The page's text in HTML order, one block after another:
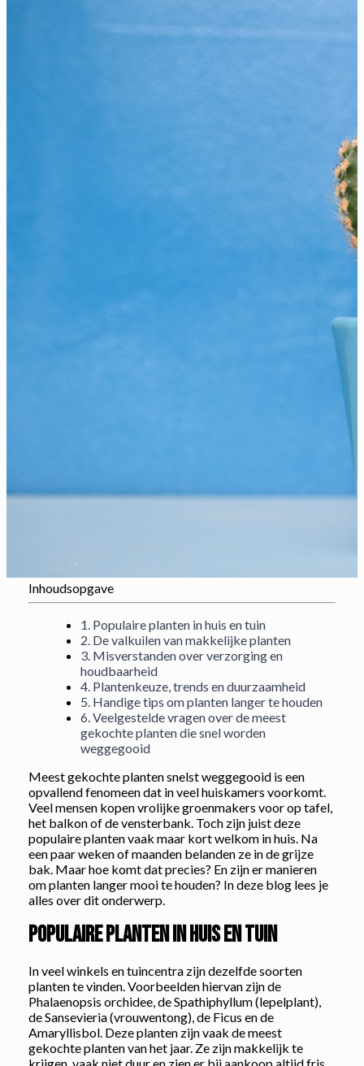
Inhoudsopgave
1. Populaire planten in huis en tuin
2. De valkuilen van makkelijke planten
3. Misverstanden over verzorging en
houdbaarheid
4. Plantenkeuze, trends en duurzaamheid
5. Handige tips om planten langer te houden
6. Veelgestelde vragen over de meest
gekochte planten die snel worden
weggegooid
Meest gekochte planten snelst weggegooid is een
opvallend fenomeen dat in veel huiskamers voorkomt.
Veel mensen kopen vrolijke groenmakers voor op tafel,
het balkon of de vensterbank. Toch zijn juist deze
populaire planten vaak maar kort welkom in huis. Na
een paar weken of maanden belanden ze in de grijze
bak. Maar hoe komt dat precies? En zijn er manieren
om planten langer mooi te houden? In deze blog lees je
alles over dit onderwerp.
Populaire planten in huis en tuin
In veel winkels en tuincentra zijn dezelfde soorten
planten te vinden. Voorbeelden hiervan zijn de
Phalaenopsis orchidee, de Spathiphyllum (lepelplant),
de Sansevieria (vrouwentong), de Ficus en de
Amaryllisbol. Deze planten zijn vaak de meest
gekochte planten van het jaar. Ze zijn makkelijk te